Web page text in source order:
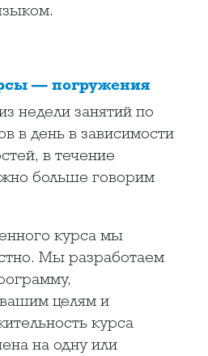
— погружения
недели занятий по
в день в зависимости
в течение
больше говорим
курса мы
Мы разработаем
целям и
курса
на одну или